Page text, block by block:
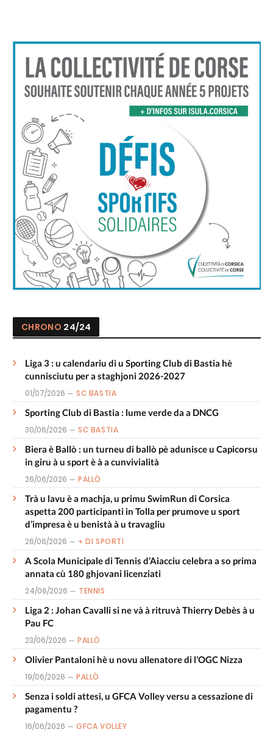
CHRONO 24/24
Liga 3 : u calendariu di u Sporting Club di Bastia hè
cunnisciutu per a staghjoni 2026-2027
01/07/2026 SC BASTIA
Sporting Club di Bastia : lume verde da a DNCG
30/06/2026 SC BASTIA
Biera è Ballò : un turneu di ballò pè adunisce u Capicorsu
in giru à u sport è à a cunvivialità
26/06/2026 PALLÒ
Trà u lavu è a machja, u primu SwimRun di Corsica
aspetta 200 participanti in Tolla per prumove u sport
d’impresa è u benistà à u travagliu
26/06/2026 + DI SPORTI
A Scola Municipale di Tennis d’Aiacciu celebra a so prima
annata cù 180 ghjovani licenziati
24/06/2026 TENNIS
Liga 2 : Johan Cavalli si ne và à ritruvà Thierry Debès à u
Pau FC
23/06/2026 PALLÒ
Olivier Pantaloni hè u novu allenatore di l’OGC Nizza
19/06/2026 PALLÒ
Senza i soldi attesi, u GFCA Volley versu a cessazione di
pagamentu ?
16/06/2026 GFCA VOLLEY